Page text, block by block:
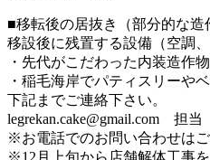
■移転後の居抜き（部分的な造
移設後に残置する設備（空調
・先代がこだわった内装造作
・稲毛海岸でパティスリーや
下記までご連絡下さい。
legrekan.cake@gmail.com 担
※お電話でのお問い合わせはご